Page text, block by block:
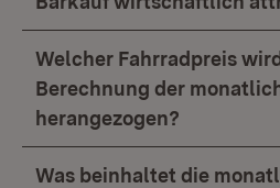
Welcher Fahrradpreis
Berechnung der
herangezogen?
Was beinhaltet die